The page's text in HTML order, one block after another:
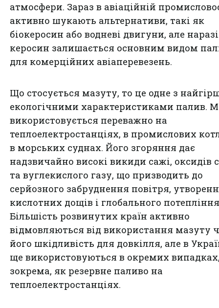
атмосфери. Зараз в авіаційній
активно шукають альтернативи, такі як
біокеросин або водневі двигуни, але наразі
керосин залишається основним видом
для комерційних авіаперевезень.
Що стосується мазуту, то це одне з
екологічними характеристиками палив.
використовується переважно на
теплоелектростанціях, в промислових
в морських суднах. Його згоряння дає
надзвичайно високі викиди сажі, оксидів
та вуглекислого газу, що призводить до
серйозного забруднення повітря,
кислотних дощів і глобального
Більшість розвинутих країн активно
відмовляються від використання мазуту
його шкідливість для довкілля, але в
ще використовуються в окремих
зокрема, як резервне паливо на
теплоелектростанціях.